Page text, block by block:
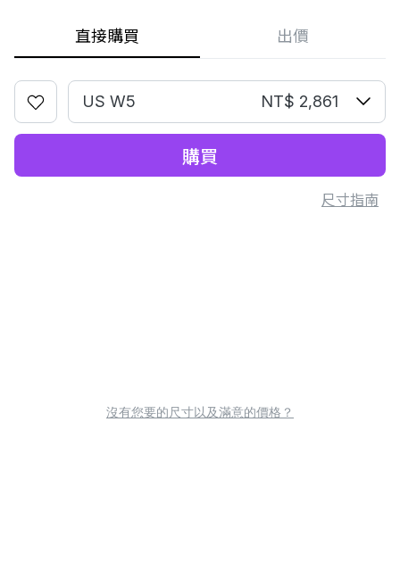
直接購買 出價
US W5 NT$ 2,861
購買
尺寸指南
沒有您要的尺寸以及滿意的價格？